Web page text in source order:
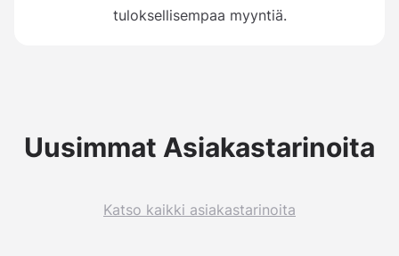
tuloksellisempaa myyntiä.
Uusimmat Asiakastarinoita
Katso kaikki asiakastarinoita